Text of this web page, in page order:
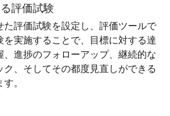
評価試験
た評価試験を設定し、評価ツールで
を実施することで、目標に対する達
、進捗のフォローアップ、継続的な
ク、そしてその都度見直しができる
。